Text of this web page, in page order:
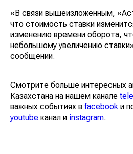
«В связи вышеизложенным,
что стоимость ставки
изменению времени оборота,
небольшому увеличению
сообщении.
Смотрите больше интересных
Казахстана на нашем канале
важных событиях в facebook и
youtube канал и instagram.